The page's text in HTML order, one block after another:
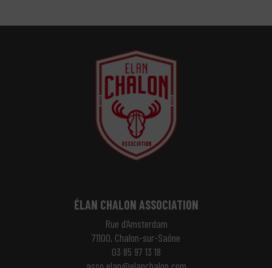
ÉLAN CHALON ASSOCIATION
Rue d’Amsterdam
71100, Chalon-sur-Saône
03 85 97 13 18